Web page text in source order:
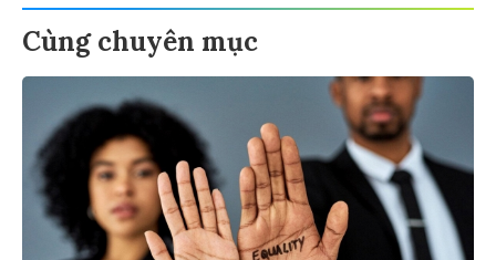
Cùng chuyên mục